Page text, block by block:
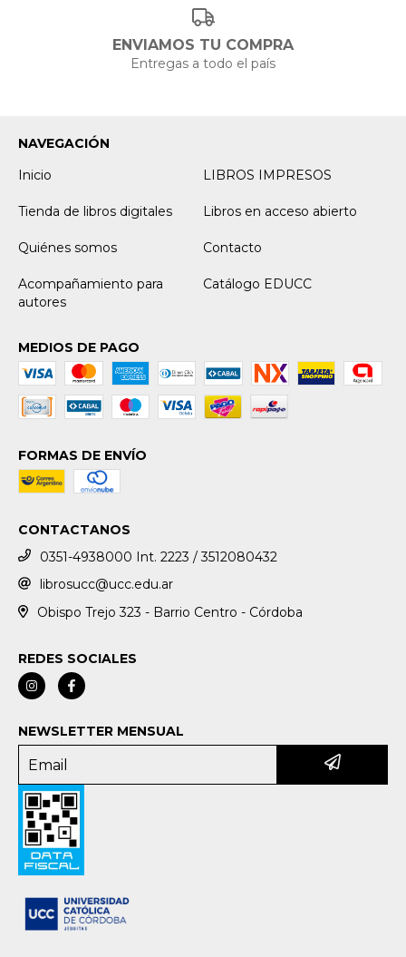
ENVIAMOS TU COMPRA
Entregas a todo el país
NAVEGACIÓN
Inicio
LIBROS IMPRESOS
Tienda de libros digitales Libros en acceso abierto
Quiénes somos Contacto
Acompañamiento para
autores
Catálogo EDUCC
MEDIOS DE PAGO
FORMAS DE ENVÍO
CONTACTANOS
0351-4938000 Int. 2223 / 3512080432
librosucc@ucc.edu.ar
Obispo Trejo 323 - Barrio Centro - Córdoba
REDES SOCIALES
NEWSLETTER MENSUAL